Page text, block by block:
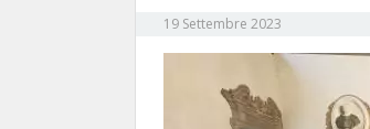
19 Settembre 2023